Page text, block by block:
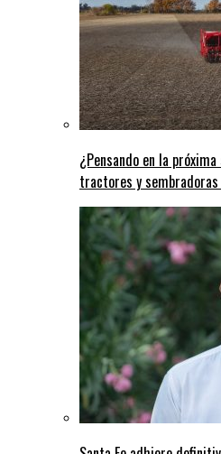
¿Pensando en la
tractores y